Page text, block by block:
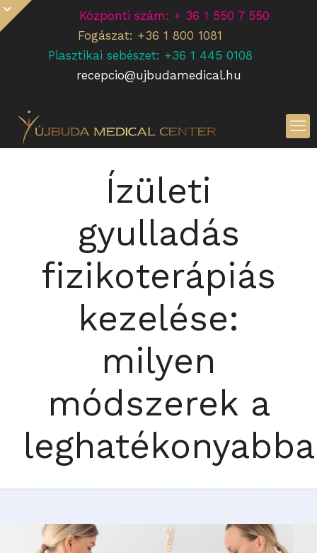
Központi szám: + 36 1 550 7 550
Fogászat: +36 1 800 1081
Plasztikai sebészet: +36 1 445 0108
recepcio@ujbudamedical.hu
Ízületi
gyulladás
fizikoterápiás
kezelése:
milyen
módszerek a